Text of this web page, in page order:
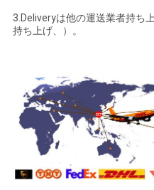
3.Deliveryは他の運送業者持ち
持ち上げ、）。